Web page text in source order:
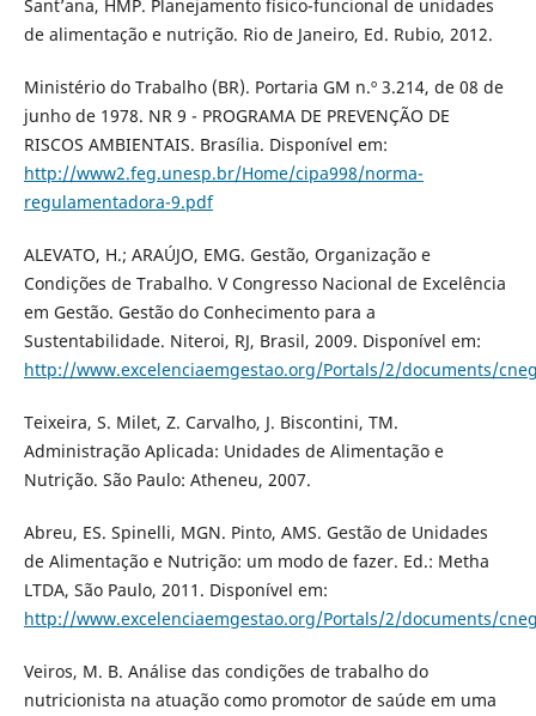
Sant’ana, HMP. Planejamento físico-funcional de unidades
de alimentação e nutrição. Rio de Janeiro, Ed. Rubio, 2012.
Ministério do Trabalho (BR). Portaria GM n.º 3.214, de 08 de
junho de 1978. NR 9 - PROGRAMA DE PREVENÇÃO DE
RISCOS AMBIENTAIS. Brasília. Disponível em:
http://www2.feg.unesp.br/Home/cipa998/norma-
regulamentadora-9.pdf
ALEVATO, H.; ARAÚJO, EMG. Gestão, Organização e
Condições de Trabalho. V Congresso Nacional de Excelência
em Gestão. Gestão do Conhecimento para a
Sustentabilidade. Niteroi, RJ, Brasil, 2009. Disponível em:
http://www.excelenciaemgestao.org/Portals/2/documents/
Teixeira, S. Milet, Z. Carvalho, J. Biscontini, TM.
Administração Aplicada: Unidades de Alimentação e
Nutrição. São Paulo: Atheneu, 2007.
Abreu, ES. Spinelli, MGN. Pinto, AMS. Gestão de Unidades
de Alimentação e Nutrição: um modo de fazer. Ed.: Metha
LTDA, São Paulo, 2011. Disponível em:
http://www.excelenciaemgestao.org/Portals/2/documents/
Veiros, M. B. Análise das condições de trabalho do
nutricionista na atuação como promotor de saúde em uma